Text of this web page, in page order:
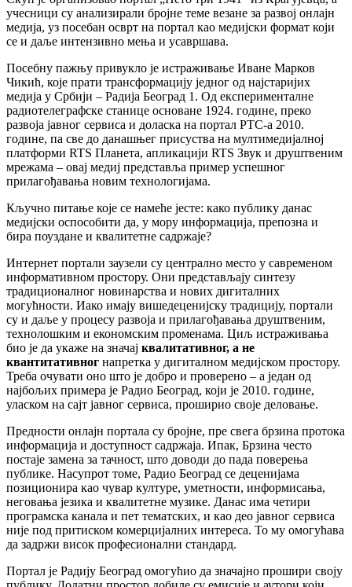
учесници су анализирали бројне теме везане за развој онлајн
медија, уз посебан осврт на портал као медијски формат који
се и даље интензивно мења и усавршава.
Посебну пажњу привукло је истраживање Иване Марков
Чикић, које прати трансформацију једног од најстаријих
медија у Србији – Радија Београд 1. Од експерименталне
радиотелеграфске станице основане 1924. године, преко
развоја јавног сервиса и доласка на портал РТС-а 2010.
године, па све до данашњег присуства на мултимедијалној
платформи RTS Планета, апликацији RTS Звук и друштвеним
мрежама – овај медиј представља пример успешног
прилагођавања новим технологијама.
Кључно питање које се намеће јесте: како публику данас
медијски оспособити да, у мору информација, препозна и
бира поуздане и квалитетне садржаје?
Интернет портали заузели су централно место у савременом
информативном простору. Они представљају синтезу
традиционалног новинарства и нових дигиталних
могућности. Иако имају вишедеценијску традицију, портали
су и даље у процесу развоја и прилагођавања друштвеним,
технолошким и економским променама. Циљ истраживања
био је да укаже на значај квалитативног, а не
квантитативног напретка у дигиталном медијском простору.
Треба очувати оно што је добро и проверено – а један од
најбољих примера је Радио Београд, који је 2010. године,
уласком на сајт јавног сервиса, проширио своје деловање.
Предности онлајн портала су бројне, пре свега брзина протока
информација и доступност садржаја. Ипак, Брзина често
постаје замена за тачност, што доводи до пада поверења
публике. Насупрот томе, Радио Београд се деценијама
позиционира као чувар културе, уметности, информисања,
неговања језика и квалитетне музике. Данас има четири
програмска канала и пет тематских, и као део јавног сервиса
није под притиском комерцијалних интереса. То му омогућава
да задржи висок професионални стандард.
Портал је Радију Београд омогућио да значајно прошири своју